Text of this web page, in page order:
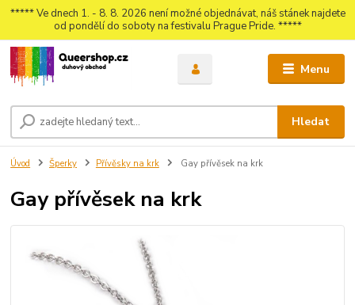
***** Ve dnech 1. - 8. 8. 2026 není možné objednávat, náš stánek najdete
od pondělí do soboty na festivalu Prague Pride. *****
Menu
Hledat
Úvod Šperky Přívěsky na krk Gay přívěsek na krk
Gay přívěsek na krk